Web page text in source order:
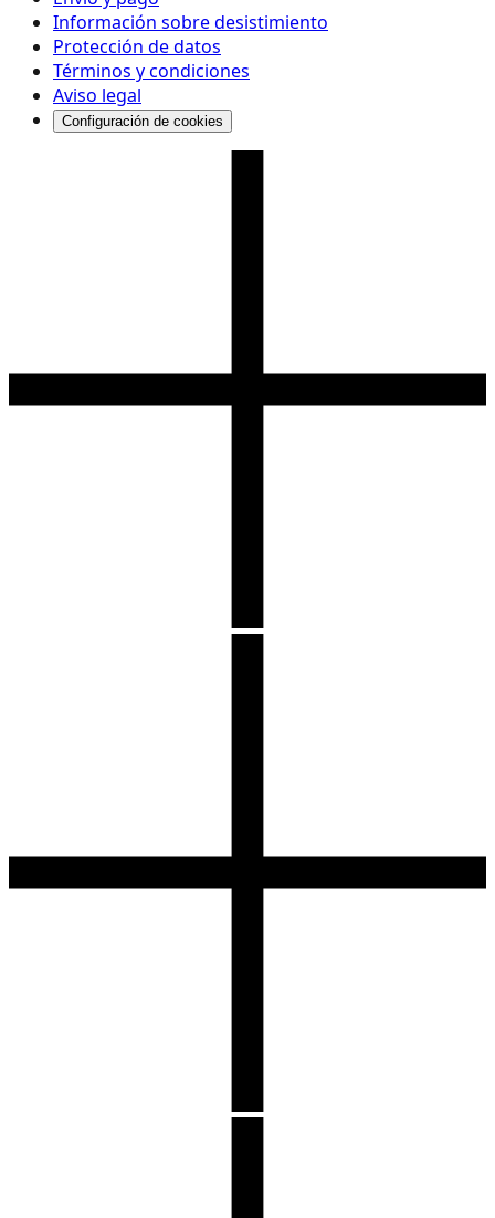
Información sobre desistimiento
Protección de datos
Términos y condiciones
Aviso legal
Configuración de cookies